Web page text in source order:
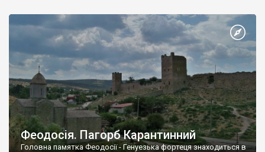
Феодосія. Пагорб Карантинний
Головна памятка Феодосії - Генуезька фортеця знаходиться в